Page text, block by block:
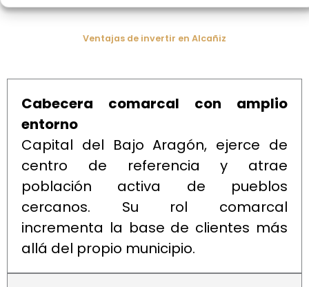
Ventajas de invertir en Alcañiz
Cabecera comarcal con amplio
entorno
Capital del Bajo Aragón, ejerce de
centro de referencia y atrae
población activa de pueblos
cercanos. Su rol comarcal
incrementa la base de clientes más
allá del propio municipio.